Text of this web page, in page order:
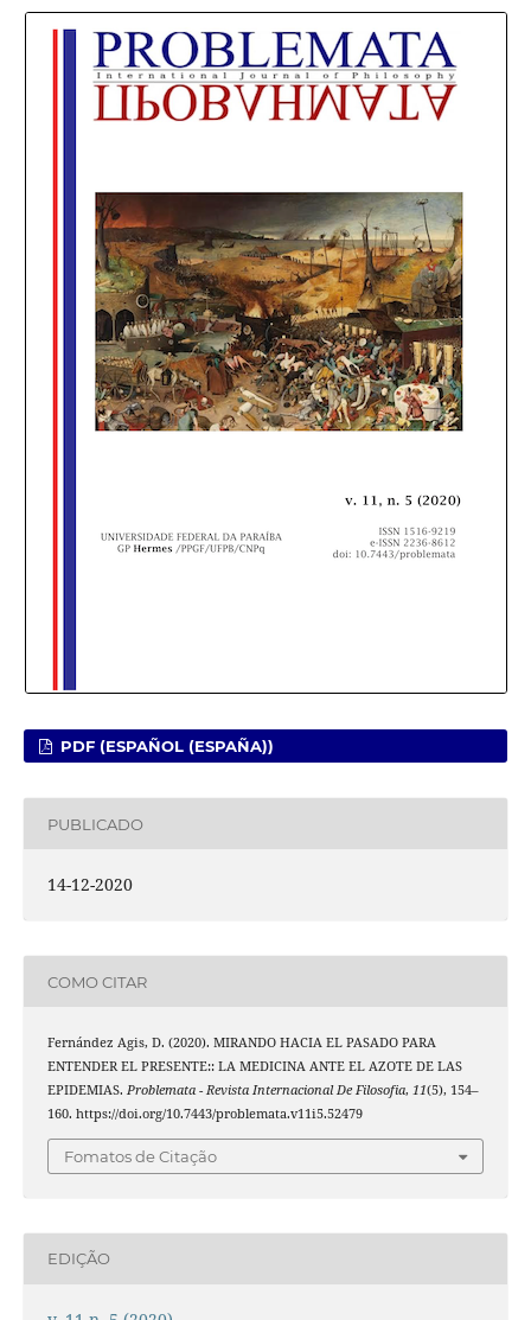
PDF (ESPAÑOL (ESPAÑA))
PUBLICADO
14-12-2020
COMO CITAR
Fernández Agis, D. (2020). MIRANDO HACIA EL PASADO PARA
ENTENDER EL PRESENTE:: LA MEDICINA ANTE EL AZOTE DE LAS
EPIDEMIAS. Problemata - Revista Internacional De Filosofia, 11(5), 154–
160. https://doi.org/10.7443/problemata.v11i5.52479
Fomatos de Citação
EDIÇÃO